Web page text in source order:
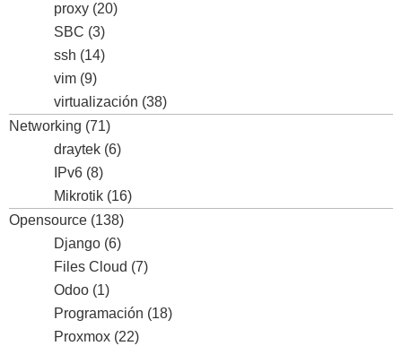
proxy (20)
SBC (3)
ssh (14)
vim (9)
virtualización (38)
Networking (71)
draytek (6)
IPv6 (8)
Mikrotik (16)
Opensource (138)
Django (6)
Files Cloud (7)
Odoo (1)
Programación (18)
Proxmox (22)